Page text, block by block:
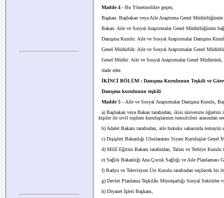
Madde 4 - Bu Yönetmelikte geçen;
Başkan: Başbakan veya Aile Araştırma Genel
Bakan: Aile ve Sosyal Araştırmalar Genel Müdürlüğünün
Danışma Kurulu: Aile ve Sosyal Araştırmalar Danışma
Genel Müdürlük: Aile ve Sosyal Araştırmalar Genel
Genel Müdür: Aile ve Sosyal Araştırmalar Genel Müdürünü,
ifade eder.
İKİNCİ BÖLÜM : Danışma Kurulunun Teşkili ve
Danışma kurulunun teşkili
Madde 5 - Aile ve Sosyal Araştırmalar Danışma Kurulu,
a) Başbakan veya Bakan tarafından, ikisi üniversite
kişiler ile sivil toplum kuruluşlarının temsilcileri arasından
b) Adalet Bakanı tarafından, aile hukuku sahasında
c) Dışişleri Bakanlığı Uluslararası Siyasi Kuruluşlar Genel
d) Millî Eğitim Bakanı tarafından, Talim ve Terbiye Kurulu
e) Sağlık Bakanlığı Ana Çocuk Sağlığı ve Aile Planlaması
f) Radyo ve Televizyon Üst Kurulu tarafından seçilecek bir
g) Devlet Planlama Teşkilâtı Müsteşarlığı Sosyal Sektörler
h) Diyanet İşleri Başkanı,